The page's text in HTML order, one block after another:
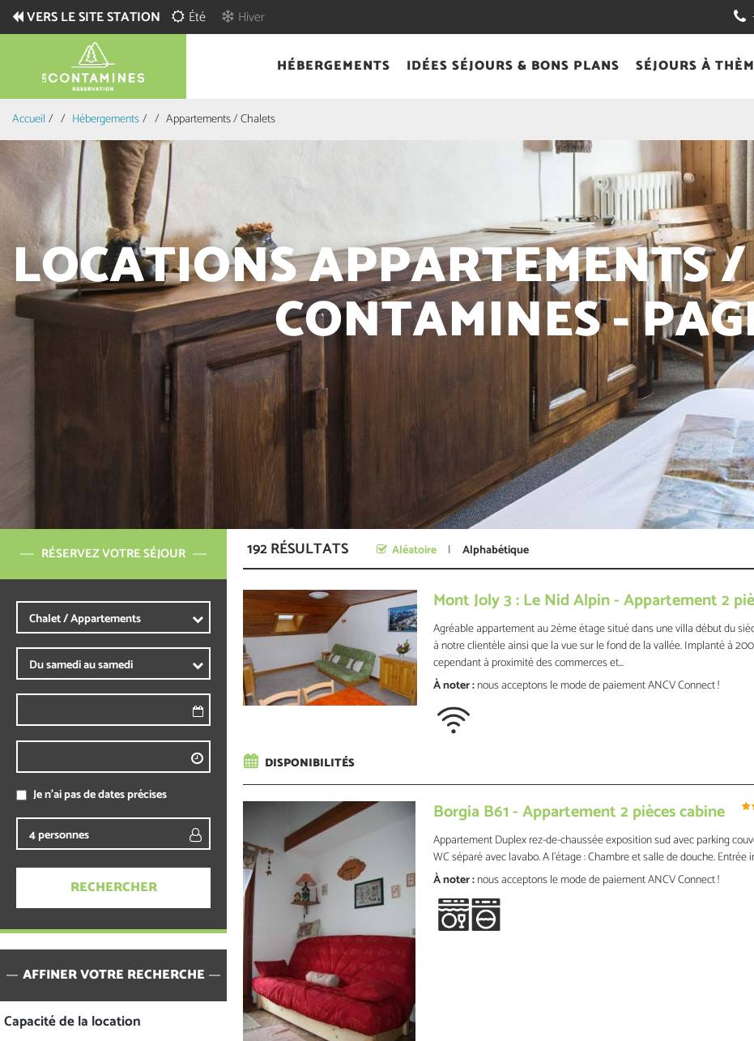
VERS LE SITE STATION Été Hiver
HÉBERGEMENTS IDÉES SÉJOURS & BONS PLANS SÉJOURS À
Accueil / Hébergements/ Appartements / Chalets
RÉSERVEZ VOTRE SÉJOUR
Je n'ai pas de dates précises
AFFINER VOTRE RECHERCHE
Capacité de la location
LOCATIONS APPARTEMENTS
CONTAMINES -
192RÉSULTATS Aléatoire Alphabétique
Mont Joly 3 : Le Nid Alpin - Appartement 2
Agréable appartement au 2ème étage situé dans une villa début du
à notre clientèle ainsi que la vue sur le fond de la vallée. Implanté à
cependant à proximité des commerces et...
À noter :nous acceptons le mode de paiement ANCV Connect !
DISPONIBILITÉS
Borgia B61 - Appartement 2 pièces cabine
Appartement Duplex rez-de-chaussée exposition sud avec parking
WC séparé avec lavabo. A l'étage : Chambre et salle de douche. Entrée
À noter :nous acceptons le mode de paiement ANCV Connect !